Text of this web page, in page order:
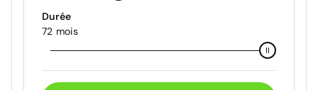
Durée
72 mois